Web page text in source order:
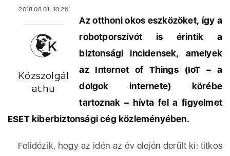
2018.08.01. 10:26
Közszolgál
at.hu
Az otthoni okos eszközöket, így a
robotporszívót is érintik a
biztonsági incidensek, amelyek
az Internet of Things (IoT – a
dolgok internete) körébe
tartoznak – hívta fel a figyelmet
ESET kiberbiztonsági cég közleményében.
Felidézik, hogy az idén az év elején derült ki: titkos